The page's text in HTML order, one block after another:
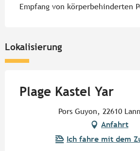
Empfang von körperbehinderten
Lokalisierung
Plage Kastel Yar
Pors Guyon, 22610
Anfahrt
Ich fahre mit dem